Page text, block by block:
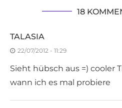
18
TALASIA
22/07/2012 - 11:29
Sieht hübsch aus =) cooler
wann ich es mal probiere